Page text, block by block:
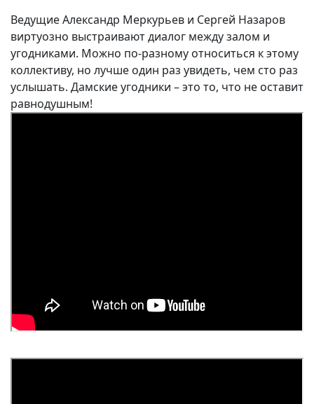
Ведущие Александр Меркурьев и Сергей Назаров
виртуозно выстраивают диалог между залом и
угодниками. Можно по-разному относиться к этому
коллективу, но лучше один раз увидеть, чем сто раз
услышать. Дамские угодники – это то, что не оставит
равнодушным!